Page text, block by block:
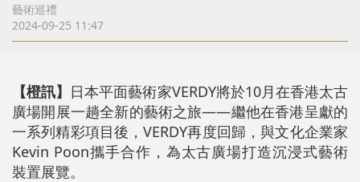
藝術巡禮
2024-09-25 11:47
【橙訊】 日本平面藝術家VERDY將於10月在香港太古
廣場開展一趟全新的藝術之旅——繼他在香港呈獻的
一系列精彩項目後，VERDY再度回歸，與文化企業家
Kevin Poon攜手合作，為太古廣場打造沉浸式藝術
裝置展覽。